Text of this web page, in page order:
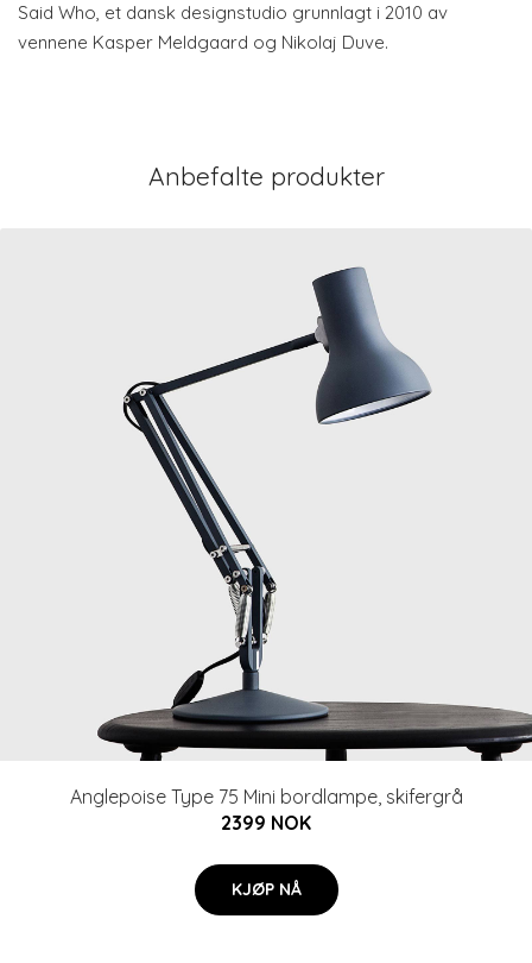
Said Who, et dansk designstudio grunnlagt i 2010 av
vennene Kasper Meldgaard og Nikolaj Duve.
Anbefalte produkter
Anglepoise Type 75 Mini bordlampe, skifergrå
2399 NOK
KJØP NÅ